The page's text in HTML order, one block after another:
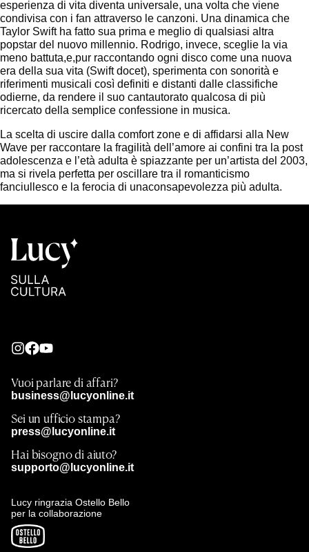
esperienza di vita diventa universale, una volta che viene
condivisa con i fan attraverso le canzoni. Una dinamica che
Taylor Swift ha fatto sua prima e meglio di qualsiasi altra
popstar del nuovo millennio. Rodrigo, invece, sceglie la via
meno battuta,e,pur raccontando ogni disco come una nuova
era della sua vita (Swift docet), sperimenta con sonorità e
riferimenti musicali così definiti e distanti dalle classifiche
odierne, da rendere il suo cantautorato qualcosa di più
ricercato della semplice confessione in musica.
La scelta di uscire dalla comfort zone e di affidarsi alla New
Wave per raccontare la fragilità dell’amore ai confini tra la post
adolescenza e l’età adulta è spiazzante per un’artista del 2003,
ma si rivela perfetta per oscillare tra il romanticismo
fanciullesco e la ferocia di unaconsapevolezza più adulta.
Vuoi parlare di affari?
business@lucyonline.it
Sei un ufficio stampa?
press@lucyonline.it
Hai bisogno di aiuto?
supporto@lucyonline.it
Lucy ringrazia Ostello Bello
per la collaborazione